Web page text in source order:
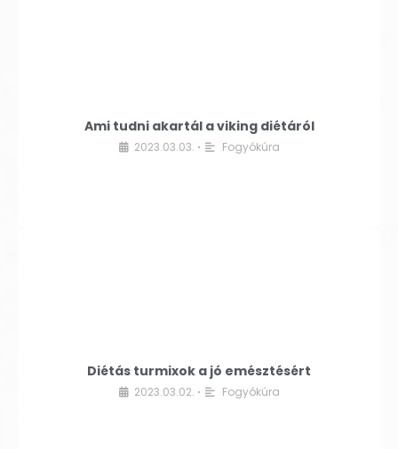
Ami tudni akartál a viking diétáról
2023.03.03. • Fogyókúra
Diétás turmixok a jó emésztésért
2023.03.02. • Fogyókúra